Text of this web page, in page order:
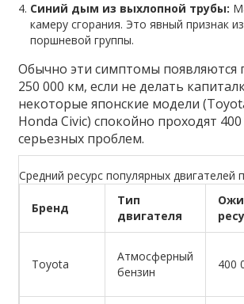
Синий дым из выхлопной трубы:
камеру сгорания. Это явный признак
поршневой группы.
Обычно эти симптомы появляются
250 000 км, если не делать
некоторые японские модели
Honda Civic) спокойно проходят
серьезных проблем.
Средний ресурс популярных
Бренд
Тип
двигателя
Toyota
Атмосферный
бензин
400